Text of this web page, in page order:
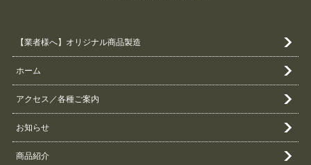
【業者様へ】オリジナル商品製造
ホーム
アクセス／各種ご案内
お知らせ
商品紹介